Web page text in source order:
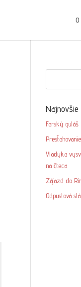
Farský guláš
Vladyka
na čteca
Zájazd do
Odpustová